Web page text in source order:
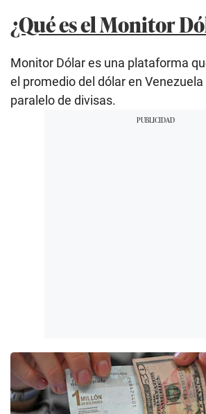
¿Qué es el Monitor
Monitor Dólar es una plataforma
el promedio del dólar en
paralelo de divisas.